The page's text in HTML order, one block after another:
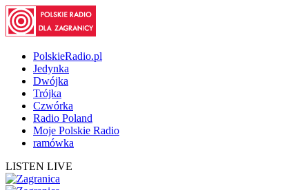
PolskieRadio.pl
Jedynka
Dwójka
Trójka
Czwórka
Radio Poland
Moje Polskie Radio
ramówka
LISTEN LIVE